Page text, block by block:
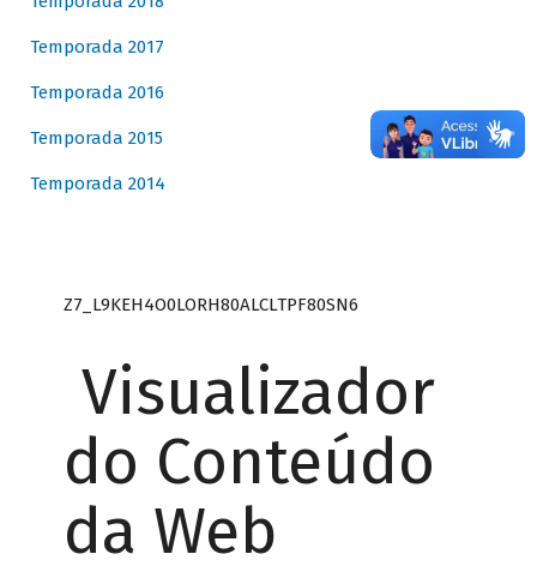
Temporada 2017
Temporada 2016
Temporada 2015
Temporada 2014
Z7_L9KEH4O0LORH80ALCLTPF80SN6
Visualizador
do Conteúdo
da Web